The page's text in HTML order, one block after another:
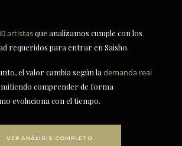
artistasque analizamos cumple con los
requeridos para entrar en Saisho.
el valor cambia según la demanda real
comprender de forma
evoluciona con el tiempo.
VER ANÁLISIS COMPLETO